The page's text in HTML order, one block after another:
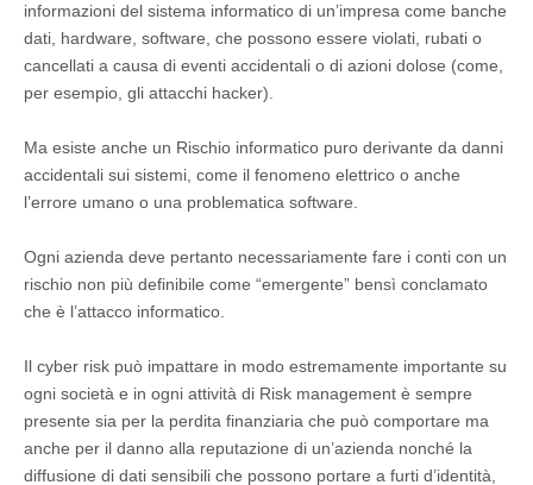
informazioni del sistema informatico di un’impresa come banche
dati, hardware, software, che possono essere violati, rubati o
cancellati a causa di eventi accidentali o di azioni dolose (come,
per esempio, gli attacchi hacker).
Ma esiste anche un Rischio informatico puro derivante da danni
accidentali sui sistemi, come il fenomeno elettrico o anche
l’errore umano o una problematica software.
Ogni azienda deve pertanto necessariamente fare i conti con un
rischio non più definibile come “emergente” bensì conclamato
che è l’attacco informatico.
Il cyber risk può impattare in modo estremamente importante su
ogni società e in ogni attività di Risk management è sempre
presente sia per la perdita finanziaria che può comportare ma
anche per il danno alla reputazione di un’azienda nonché la
diffusione di dati sensibili che possono portare a furti d’identità,